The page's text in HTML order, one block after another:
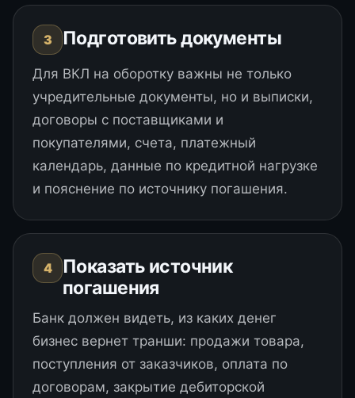
3 Подготовить документы
Для ВКЛ на оборотку важны не только
учредительные документы, но и выписки,
договоры с поставщиками и
покупателями, счета, платежный
календарь, данные по кредитной нагрузке
и пояснение по источнику погашения.
4
Показать источник
погашения
Банк должен видеть, из каких денег
бизнес вернет транши: продажи товара,
поступления от заказчиков, оплата по
договорам, закрытие дебиторской